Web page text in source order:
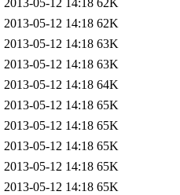
2013-05-12 14:18 62K
2013-05-12 14:18 62K
2013-05-12 14:18 63K
2013-05-12 14:18 63K
2013-05-12 14:18 64K
2013-05-12 14:18 65K
2013-05-12 14:18 65K
2013-05-12 14:18 65K
2013-05-12 14:18 65K
2013-05-12 14:18 65K